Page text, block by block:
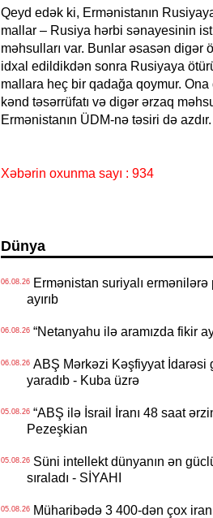
Qeyd edək ki, Ermənistanın
mallar – Rusiya hərbi sənayesinin
məhsulları var. Bunlar əsasən digər
idxal edildikdən sonra Rusiyaya
mallara heç bir qadağa qoymur. Ona
kənd təsərrüfatı və digər ərzaq
Ermənistanın ÜDM-nə təsiri də azdır.
Xəbərin oxunma sayı : 934
Dünya
06.08.26Ermənistan suriyalı ermənilərə
ayırıb
06.08.26“Netanyahu ilə aramızda fikir
06.08.26ABŞ Mərkəzi Kəşfiyyat İdarəsi
yaradıb - Kuba üzrə
05.08.26“ABŞ ilə İsrail İranı 48 saat
Pezeşkian
05.08.26Süni intellekt dünyanın ən
sıraladı - SİYAHI
05.08.26Müharibədə 3 400-dən çox